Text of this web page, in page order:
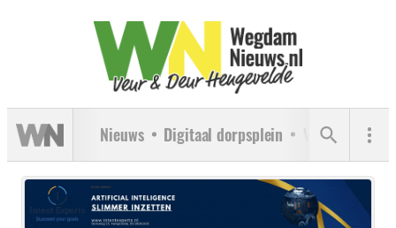
Nieuws Digitaal dorpsplein Verenigingen